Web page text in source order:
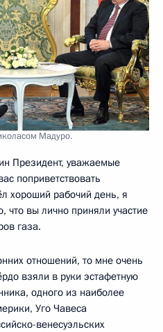
Мадуро.
Президент, уважаемые
поприветствовать
хороший рабочий день, я
что вы лично приняли участие
газа.
отношений, то мне очень
взяли в руки эстафетную
одного из наиболее
Уго Чавеса
венесуэльских